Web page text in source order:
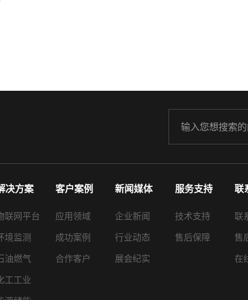
决方案
联网平台
境监测
油燃气
工工业
客户案例
应用领域
成功案例
合作客户
新闻媒体
企业新闻
行业动态
展会纪实
服务支持
技术支持
售后保障
联
联
售
在